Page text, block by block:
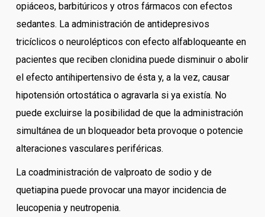
opiáceos, barbitúricos y otros fármacos con efectos
sedantes. La administración de antidepresivos
tricíclicos o neurolépticos con efecto alfabloqueante en
pacientes que reciben clonidina puede disminuir o abolir
el efecto antihipertensivo de ésta y, a la vez, causar
hipotensión ortostática o agravarla si ya existía. No
puede excluirse la posibilidad de que la administración
simultánea de un bloqueador beta provoque o potencie
alteraciones vasculares periféricas.
La coadministración de valproato de sodio y de
quetiapina puede provocar una mayor incidencia de
leucopenia y neutropenia.